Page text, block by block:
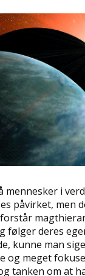
mennesker i
påvirket, men
følger deres
kunne man
og meget
tanken om at